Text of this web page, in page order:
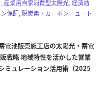
産業用自家消費型太陽光, 経済効
保証, 脱炭素・カーボンニュート
電池販売施工店の太陽光・蓄電
戦略 地域特性を活かした営業
ミュレーション活用術（2025